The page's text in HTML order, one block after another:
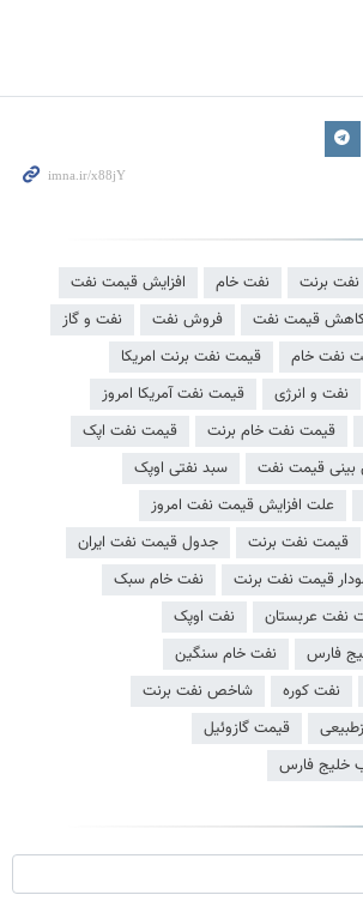
نفت برنت نفت خام
افزایش قیمت نفت
قیمت نفت فروش نفت
نفت و گاز
نفت خام
قیمت نفت برنت امریکا
نفت و انرژی
قیمت نفت آمریکا امروز
قیمت نفت خام برنت
قیمت نفت اپک
قیمت نفت
سبد نفتی اوپک
علت افزایش قیمت نفت امروز
قیمت نفت برنت
جدول قیمت نفت ایران
قیمت نفت برنت
نفت خام سبک
نفت عربستان
نفت اوپک
فارس
نفت خام سنگین
نفت کوره
شاخص نفت برنت
قیمت گازوئیل
خلیج فارس